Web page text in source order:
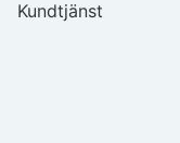
Kundtjänst